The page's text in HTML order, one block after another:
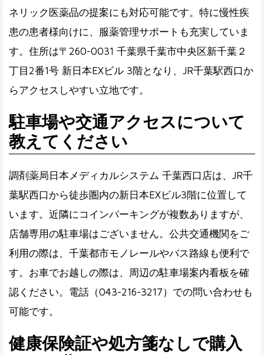
ネリック医薬品の提案にも対応可能です。特に慢性疾
患の患者様向けに、服薬管理サポートも充実していま
す。住所は〒260-0031 千葉県千葉市中央区新千葉２
丁目2番1号 新日本EXビル 3階となり、JR千葉駅西口か
らアクセスしやすい立地です。
駐車場や交通アクセスについて
教えてください
調剤薬局日本メディカルシステム 千葉西口店は、JR千
葉駅西口から徒歩圏内の新日本EXビル3階に位置して
います。近隣にコインパーキングが複数ありますが、
店舗専用の駐車場はございません。公共交通機関をご
利用の際は、千葉都市モノレールやバス路線も便利で
す。お車でお越しの際は、周辺の駐車場案内看板を確
認ください。電話（043-216-3217）での問い合わせも
可能です。
健康保険証や処方箋なしで購入